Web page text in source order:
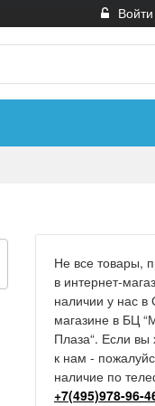
Войти
Не все товары,
в интернет-
наличии у нас в
магазине в БЦ
Плаза“. Если вы
к нам -
наличие по
+7(495)978-96-